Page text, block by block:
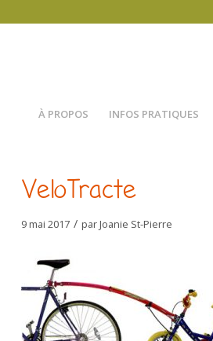
À PROPOS INFOS PRATIQUES
VeloTracte
9 mai 2017 / parJoanie St-Pierre